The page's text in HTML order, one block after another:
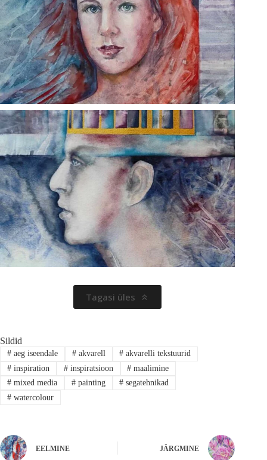
Tagasi üles
Sildid
#aeg iseendale #akvarell # akvarelli tekstuurid
#inspiration #inspiratsioon # maalimine
#mixed media #painting # segatehnikad
#watercolour
EELMINE JÄRGMINE